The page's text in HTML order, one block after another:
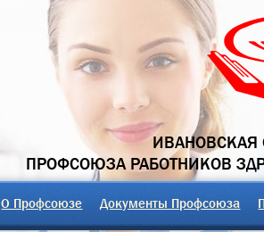
ИВАНОВСКАЯ
ПРОФСОЮЗА РАБОТНИКОВ
О Профсоюзе Документы Профсоюза